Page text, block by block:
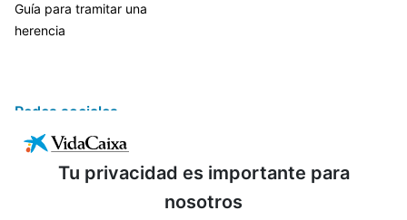
Tu privacidad es importante para
nosotros
Guía para tramitar una
herencia
Redes sociales